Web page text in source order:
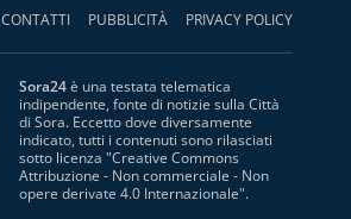
CONTATTI PUBBLICITÀ PRIVACY POLICY
Sora24è una testata telematica
indipendente, fonte di notizie sulla Città
di Sora. Eccetto dove diversamente
indicato, tutti i contenuti sono rilasciati
sotto licenza "Creative Commons
Attribuzione - Non commerciale - Non
opere derivate 4.0 Internazionale".